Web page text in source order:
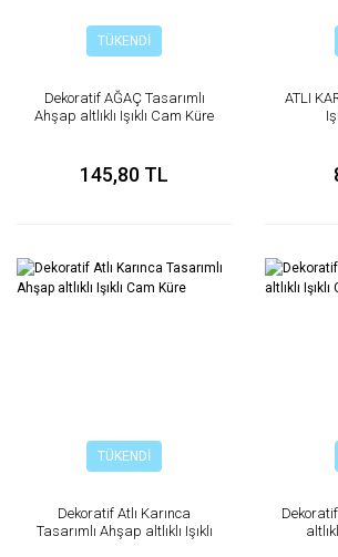
TÜKENDİ
Dekoratif AĞAÇ Tasarımlı
Ahşap altlıklı Işıklı Cam Küre
145,80 TL
ATLI
TÜKENDİ
Dekoratif Atlı Karınca
Tasarımlı Ahşap altlıklı Işıklı